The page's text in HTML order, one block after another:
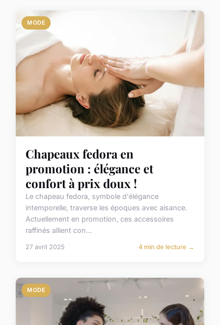
MODE
Chapeaux fedora en
promotion : élégance et
confort à prix doux !
Le chapeau fedora, symbole d'élégance
intemporelle, traverse les époques avec aisance.
Actuellement en promotion, ces accessoires
raffinés allient con...
27 avril 2025 4 min de lecture →
MODE